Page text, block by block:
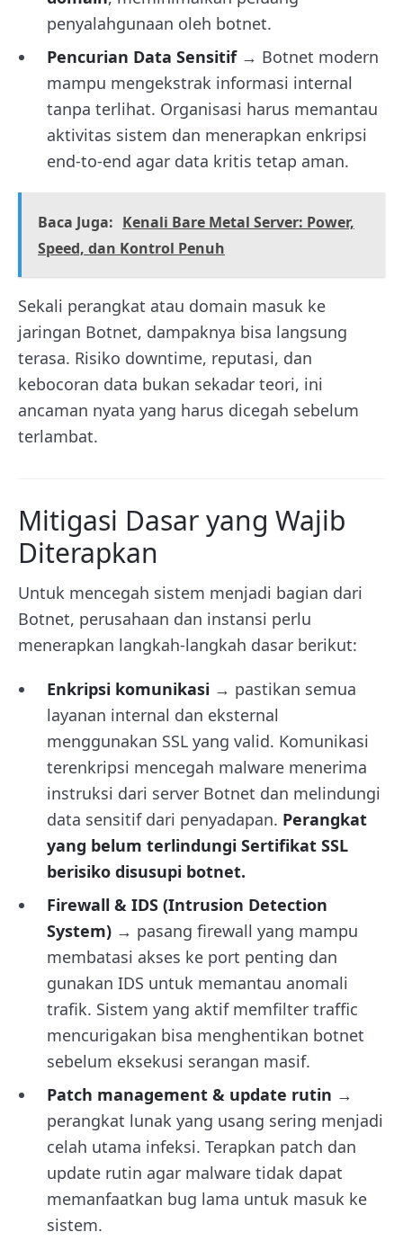
penyalahgunaan oleh botnet.
Pencurian Data Sensitif → Botnet modern
mampu mengekstrak informasi internal
tanpa terlihat. Organisasi harus memantau
aktivitas sistem dan menerapkan enkripsi
end-to-end agar data kritis tetap aman.
Baca Juga: Kenali Bare Metal Server: Power,
Speed, dan Kontrol Penuh
Sekali perangkat atau domain masuk ke
jaringan Botnet, dampaknya bisa langsung
terasa. Risiko downtime, reputasi, dan
kebocoran data bukan sekadar teori, ini
ancaman nyata yang harus dicegah sebelum
terlambat.
Mitigasi Dasar yang Wajib
Diterapkan
Untuk mencegah sistem menjadi bagian dari
Botnet, perusahaan dan instansi perlu
menerapkan langkah-langkah dasar berikut:
Enkripsi komunikasi → pastikan semua
layanan internal dan eksternal
menggunakan SSL yang valid. Komunikasi
terenkripsi mencegah malware menerima
instruksi dari server Botnet dan melindungi
data sensitif dari penyadapan. Perangkat
yang belum terlindungi Sertifikat SSL
berisiko disusupi botnet.
Firewall & IDS (Intrusion Detection
System) → pasang firewall yang mampu
membatasi akses ke port penting dan
gunakan IDS untuk memantau anomali
trafik. Sistem yang aktif memfilter traffic
mencurigakan bisa menghentikan botnet
sebelum eksekusi serangan masif.
Patch management & update rutin →
perangkat lunak yang usang sering menjadi
celah utama infeksi. Terapkan patch dan
update rutin agar malware tidak dapat
memanfaatkan bug lama untuk masuk ke
sistem.